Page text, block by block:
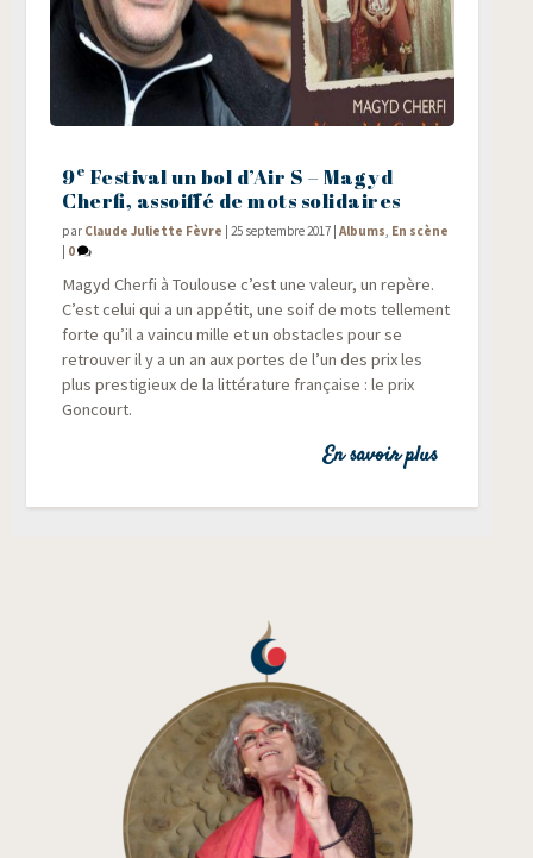
9e Festival un bol d’Air S – Magyd
Cherfi, assoiffé de mots solidaires
par Claude Juliette Fèvre |25 septembre 2017 |Albums En scène
| 0
Magyd Cher­fi à Tou­louse c’est une valeur, un repère.
C’est celui qui a un appé­tit, une soif de mots tel­le­ment
forte qu’il a vain­cu mille et un obs­tacles pour se
retrou­ver il y a un an aux portes de l’un des prix les
plus pres­ti­gieux de la lit­té­ra­ture fran­çaise : le prix
Goncourt.
En savoir plus